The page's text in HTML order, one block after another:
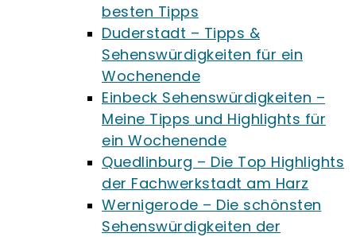
besten Tipps
Duderstadt – Tipps &
Sehenswürdigkeiten für ein
Wochenende
Einbeck Sehenswürdigkeiten –
Meine Tipps und Highlights für
ein Wochenende
Quedlinburg – Die Top Highlights
der Fachwerkstadt am Harz
Wernigerode – Die schönsten
Sehenswürdigkeiten der